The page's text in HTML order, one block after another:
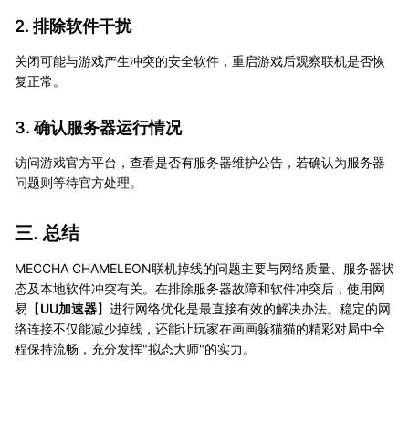
2. 排除软件干扰
关闭可能与游戏产生冲突的安全软件，重启游戏后观察联机是否恢
复正常。
3. 确认服务器运行情况
访问游戏官方平台，查看是否有服务器维护公告，若确认为服务器
问题则等待官方处理。
三. 总结
MECCHA CHAMELEON联机掉线的问题主要与网络质量、服务器状
态及本地软件冲突有关。在排除服务器故障和软件冲突后，使用网
易【UU加速器】进行网络优化是最直接有效的解决办法。稳定的网
络连接不仅能减少掉线，还能让玩家在画画躲猫猫的精彩对局中全
程保持流畅，充分发挥"拟态大师"的实力。